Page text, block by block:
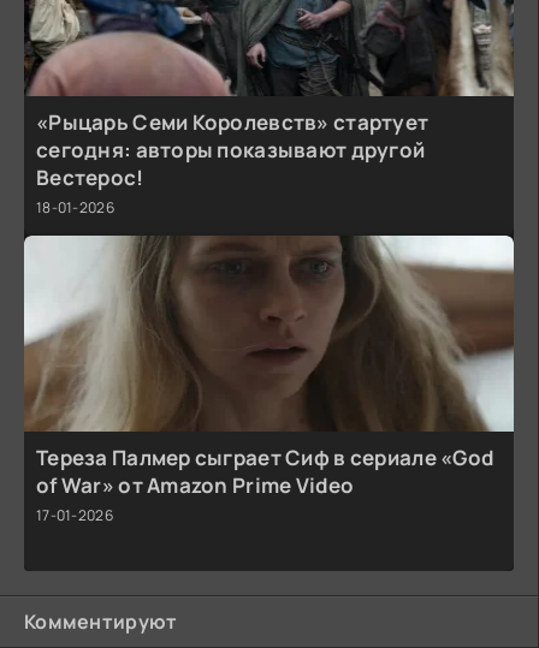
«Рыцарь Семи Королевств» стартует
сегодня: авторы показывают другой
Вестерос!
18-01-2026
Тереза Палмер сыграет Сиф в сериале «God
of War» от Amazon Prime Video
17-01-2026
Комментируют